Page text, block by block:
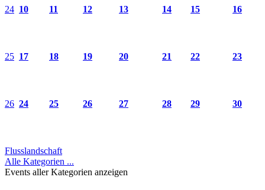
24 10 11 12 13 14 15 16
25 17 18 19 20 21 22 23
26 24 25 26 27 28 29 30
Flusslandschaft
Alle Kategorien ...
Events aller Kategorien anzeigen